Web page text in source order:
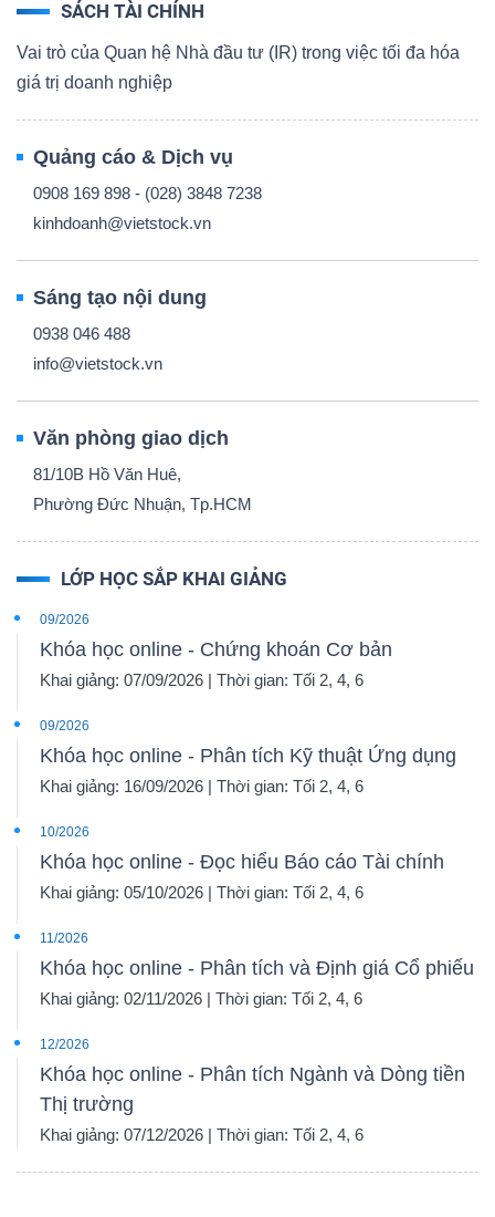
SÁCH TÀI CHÍNH
Vai trò của Quan hệ Nhà đầu tư (IR) trong việc tối đa hóa
giá trị doanh nghiệp
Quảng cáo & Dịch vụ
0908 169 898 - (028) 3848 7238
kinhdoanh@vietstock.vn
Sáng tạo nội dung
0938 046 488
info@vietstock.vn
Văn phòng giao dịch
81/10B Hồ Văn Huê,
Phường Đức Nhuận, Tp.HCM
LỚP HỌC SẮP KHAI GIẢNG
09/2026
Khóa học online - Chứng khoán Cơ bản
Khai giảng: 07/09/2026 | Thời gian: Tối 2, 4, 6
09/2026
Khóa học online - Phân tích Kỹ thuật Ứng dụng
Khai giảng: 16/09/2026 | Thời gian: Tối 2, 4, 6
10/2026
Khóa học online - Đọc hiểu Báo cáo Tài chính
Khai giảng: 05/10/2026 | Thời gian: Tối 2, 4, 6
11/2026
Khóa học online - Phân tích và Định giá Cổ phiếu
Khai giảng: 02/11/2026 | Thời gian: Tối 2, 4, 6
12/2026
Khóa học online - Phân tích Ngành và Dòng tiền
Thị trường
Khai giảng: 07/12/2026 | Thời gian: Tối 2, 4, 6